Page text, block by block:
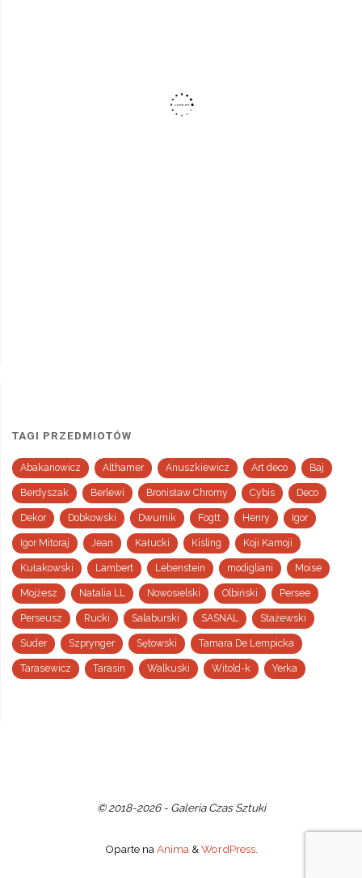
TAGI PRZEDMIOTÓW
Abakanowicz Althamer Anuszkiewicz Art deco Baj
Berdyszak Berlewi Bronisław Chromy Cybis Deco
Dekor Dobkowski Dwurnik Fogtt Henry Igor
Igor Mitoraj Jean Kałucki Kisling Koji Kamoji
Kułakowski Lambert Lebenstein modigliani Moise
Mojżesz Natalia LL Nowosielski Olbiński Persee
Perseusz Rucki Salaburski SASNAL Stażewski
Suder Szprynger Sętowski Tamara De Lempicka
Tarasewicz Tarasin Walkuski Witold-k Yerka
© 2018-2026 - Galeria Czas Sztuki
Oparte na Anima & WordPress.